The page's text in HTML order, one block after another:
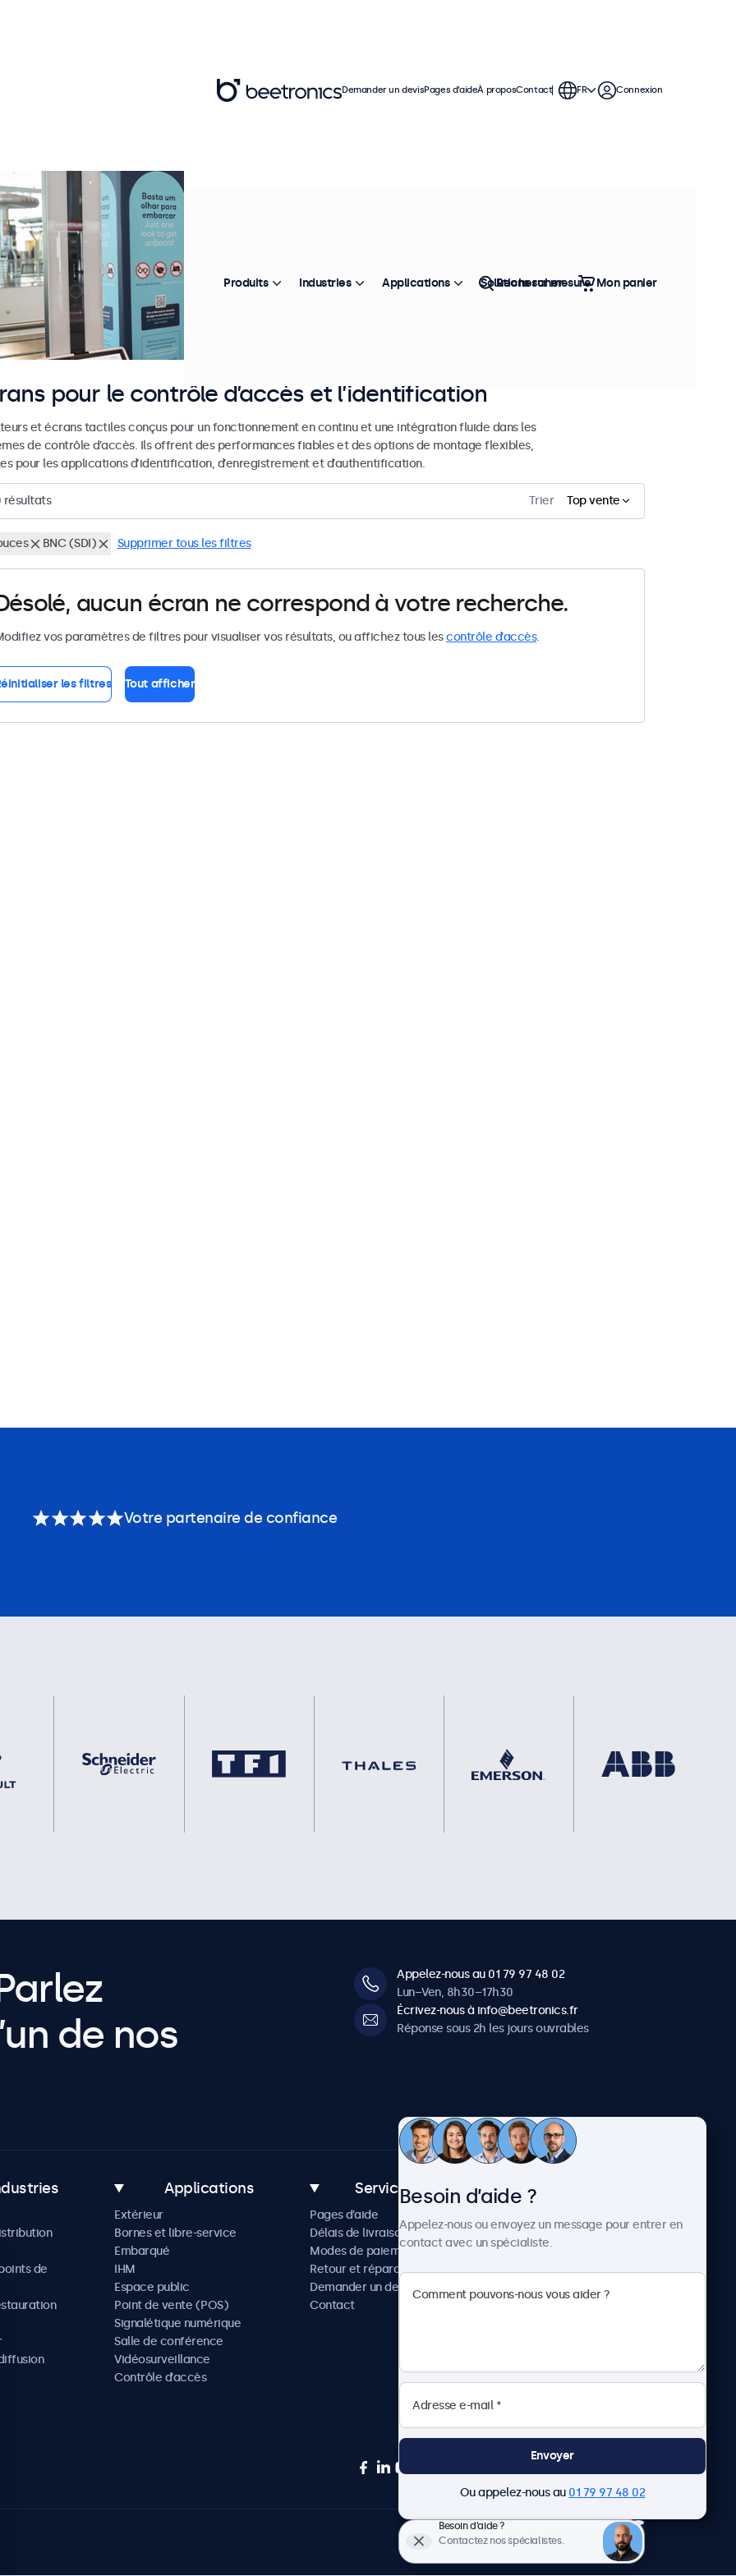
pour le contrôle d’accès et l’identification
et écrans tactiles conçus pour un fonctionnement en continu et une intégration fluide dans les
de contrôle d’accès. Ils offrent des performances fiables et des options de montage flexibles,
pour les applications d’identification, d’enregistrement et d’authentification.
résultats Trier Top vente
BNC (SDI) Supprimer tous les filtres
aucun écran ne correspond à votre recherche.
vos paramètres de filtres pour visualiser vos résultats, ou affichez tous lescontrôle d’accès.
les filtres Tout afficher
Demander un devisPages d’aideÀ proposContact FR Connexion
Produits Industries Applications Solutions sur mesure
Rechercher Mon panier
Votre partenaire de confiance
de nos
Appelez-nous au 01 79 97 48 02
Lun–Ven, 8h30–17h30
Écrivez-nous à info@beetronics.fr
Réponse sous 2h les jours ouvrables
de
Applications
Extérieur
Bornes et libre-service
Embarqué
IHM
Espace public
Point de vente (POS)
Signalétique numérique
Salle de conférence
Vidéosurveillance
Contrôle d’accès
Service client
Pages d’aide
Délais de livraison
Modes de paiement
Retour et réparation
Demander un devis
Contact
Actualités et mises à jour
À propos de Beetronics
Carrière
Conditions de vente
Français
Besoin d’aide ?
Appelez-nous ou envoyez un message pour entrer en
contact avec un spécialiste.
Envoyer
Ou appelez-nous au 01 79 97 48 02
Besoin d’aide ?
Contactez nos spécialistes.